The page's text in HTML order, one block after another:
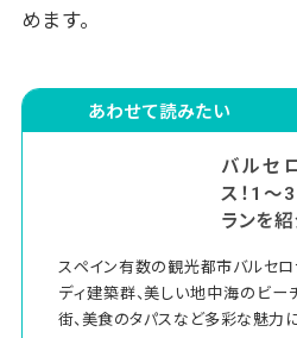
ド・ジャパンで
めます。
あわせて読みたい
バルセ
ス！1〜
ランを
スペイン有数の観光都市バルセロ
ディ建築群、美しい地中海のビー
街、美食のタパスなど多彩な魅力